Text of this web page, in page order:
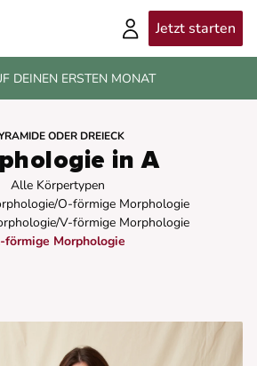
Jetzt starten
DEINEN ERSTEN MONAT
ODER DREIECK
in A
Alle Körpertypen
/O-förmige Morphologie
/V-förmige Morphologie
förmige Morphologie